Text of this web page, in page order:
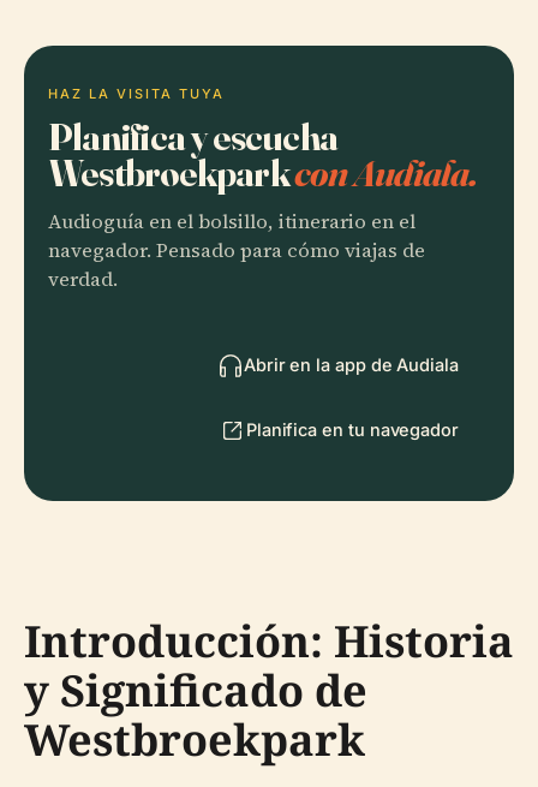
HAZ LA VISITA TUYA
Planifica y escucha
Westbroekparkcon Audiala.
Audioguía en el bolsillo, itinerario en el
navegador. Pensado para cómo viajas de
verdad.
Abrir en la app de Audiala
Planifica en tu navegador
Introducción: Historia
y Significado de
Westbroekpark